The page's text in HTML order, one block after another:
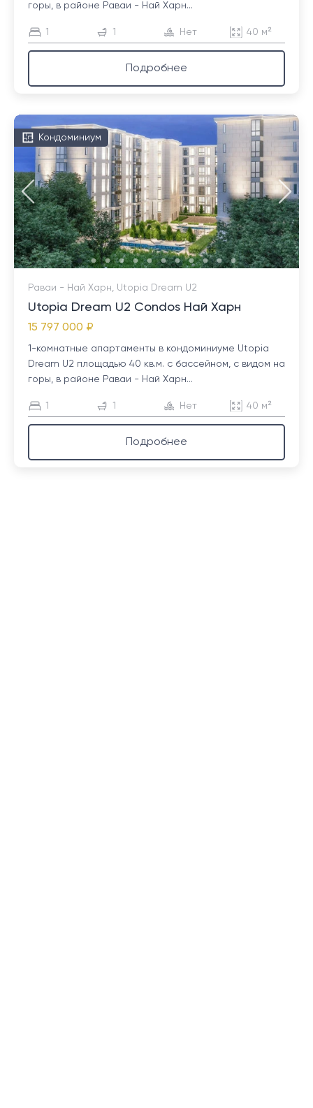
горы, в районе Раваи - Най Харн...
1 1 Нет 40 м²
Подробнее
Кондоминиум
Раваи - Най Харн, Utopia Dream U2
Utopia Dream U2 Condos Най Харн
15 797 000 ₽
1-комнатные апартаменты в кондоминиуме Utopia
Dream U2 площадью 40 кв.м. с бассейном, с видом на
горы, в районе Раваи - Най Харн...
1 1 Нет 40 м²
Подробнее